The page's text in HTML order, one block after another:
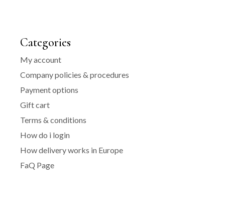
Categories
My account
Company policies & procedures
Payment options
Gift cart
Terms & conditions
How do i login
How delivery works in Europe
FaQ Page